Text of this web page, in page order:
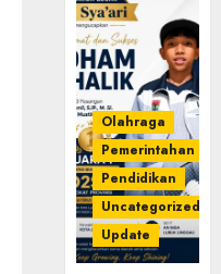
Olahraga
Pemerintahan
Pendidikan
Uncategorized
Update